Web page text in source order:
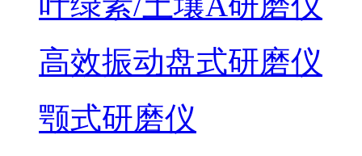
高效振动盘式研磨仪
颚式研磨仪